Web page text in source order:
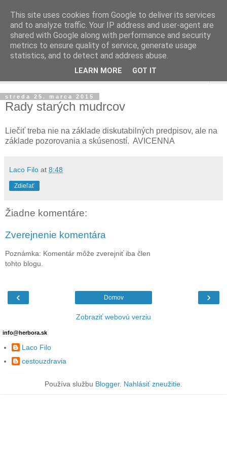
streda 25. marca 2015
Rady starých mudrcov
Liečiť treba nie na základe diskutabilných predpisov, ale na
základe pozorovania a skúseností. AVICENNA
Laco Filo at 8:48
Zdieľať
Žiadne komentáre:
Zverejnenie komentára
Poznámka: Komentár môže zverejniť iba člen
tohto blogu.
‹ ›
Domov
Zobraziť webovú verziu
info@herbora.sk
Laco Filo
cestouzdravia
Používa službu Blogger. Nahlásiť zneužitie.
This site uses cookies from Google to deliver its services
and to analyze traffic. Your IP address and user-agent are
shared with Google along with performance and security
metrics to ensure quality of service, generate usage
statistics, and to detect and address abuse.
LEARN MORE GOT IT